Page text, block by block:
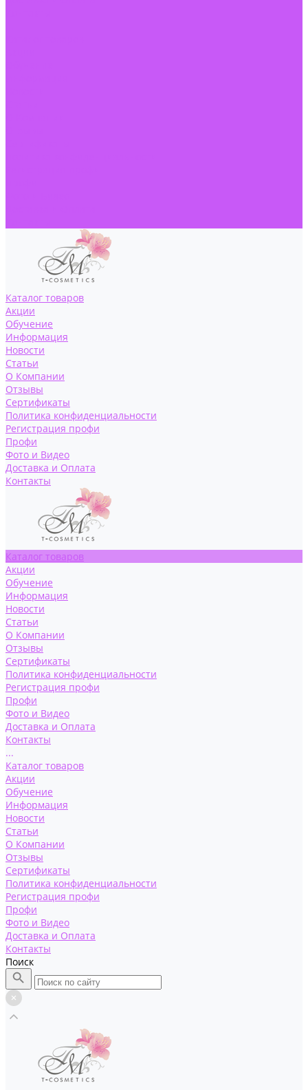
Каталог товаров
Акции
Обучение
Информация
Новости
Статьи
О Компании
Отзывы
Сертификаты
Политика конфиденциальности
Регистрация профи
Профи
Фото и Видео
Доставка и Оплата
Контакты
Каталог товаров
Акции
Обучение
Информация
Новости
Статьи
О Компании
Отзывы
Сертификаты
Политика конфиденциальности
Регистрация профи
Профи
Фото и Видео
Доставка и Оплата
Контакты
...
Каталог товаров
Акции
Обучение
Информация
Новости
Статьи
О Компании
Отзывы
Сертификаты
Политика конфиденциальности
Регистрация профи
Профи
Фото и Видео
Доставка и Оплата
Контакты
Поиск